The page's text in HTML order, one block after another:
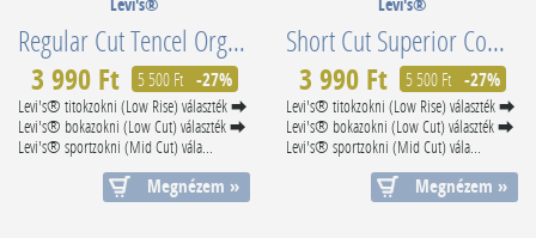
Levi's®
Regular Cut Tencel Organic Cotton Demim 7012246750020
3 990 Ft 5 500 Ft -27%
Levi's® titokzokni (Low Rise) választék ⮕
Levi's® bokazokni (Low Cut) választék ⮕
Levi's® sportzokni (Mid Cut) vála...
Megnézem »
Levi's®
Short Cut Superior Combed Cotton 701210567011
3 990 Ft 5 500 Ft -27%
Levi's® titokzokni (Low Rise) választék ⮕
Levi's® bokazokni (Low Cut) választék ⮕
Levi's® sportzokni (Mid Cut) vála...
Megnézem »